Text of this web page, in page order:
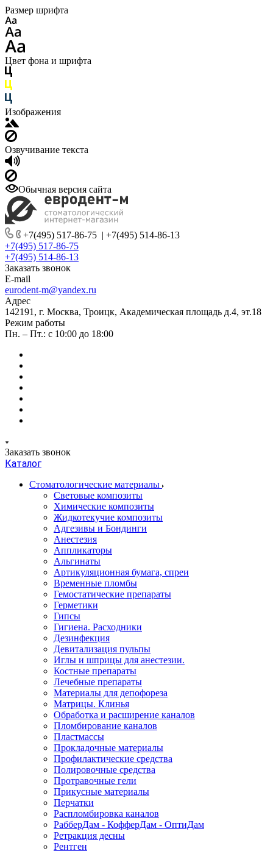
Размер шрифта
Цвет фона и шрифта
Изображения
Озвучивание текста
Обычная версия сайта
+7(495) 517-86-75 | +7(495) 514-86-13
+7(495) 517-86-75
+7(495) 514-86-13
Заказать звонок
E-mail
eurodent-m@yandex.ru
Адрес
142191, г. Москва, Троицк, Академическая площадь д.4, эт.18
Режим работы
Пн. – Пт.: с 10:00 до 18:00
Заказать звонок
Каталог
Стоматологические материалы
Световые композиты
Химические композиты
Жидкотекучие композиты
Адгезивы и Бондинги
Анестезия
Аппликаторы
Альгинаты
Артикуляционная бумага, спреи
Временные пломбы
Гемостатические препараты
Герметики
Гипсы
Гигиена. Расходники
Дезинфекция
Девитализация пульпы
Иглы и шприцы для анестезии.
Костные препараты
Лечебные препараты
Материалы для депофореза
Матрицы. Клинья
Обработка и расширение каналов
Пломбирование каналов
Пластмассы
Прокладочные материалы
Профилактические средства
Полировочные средства
Протравочные гели
Прикусные материалы
Перчатки
Распломбировка каналов
РабберДам - КофферДам - ОптиДам
Ретракция десны
Рентген